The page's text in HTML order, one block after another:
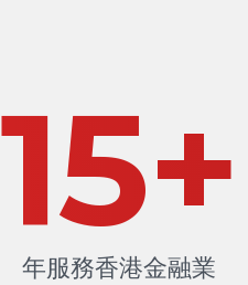
23+
年服務香港金融業